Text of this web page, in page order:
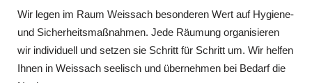
Wir legen im Raum Weissach besonderen Wert auf Hygiene-
und Sicherheitsmaßnahmen. Jede Räumung organisieren
wir individuell und setzen sie Schritt für Schritt um. Wir helfen
Ihnen in Weissach seelisch und übernehmen bei Bedarf die